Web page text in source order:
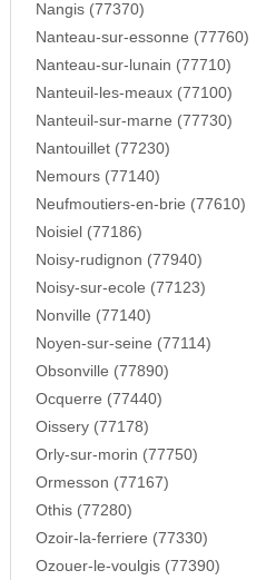
Nangis (77370)
Nanteau-sur-essonne (77760)
Nanteau-sur-lunain (77710)
Nanteuil-les-meaux (77100)
Nanteuil-sur-marne (77730)
Nantouillet (77230)
Nemours (77140)
Neufmoutiers-en-brie (77610)
Noisiel (77186)
Noisy-rudignon (77940)
Noisy-sur-ecole (77123)
Nonville (77140)
Noyen-sur-seine (77114)
Obsonville (77890)
Ocquerre (77440)
Oissery (77178)
Orly-sur-morin (77750)
Ormesson (77167)
Othis (77280)
Ozoir-la-ferriere (77330)
Ozouer-le-voulgis (77390)